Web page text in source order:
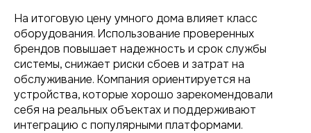
На итоговую цену умного дома влияет класс
оборудования. Использование проверенных
брендов повышает надежность и срок службы
системы, снижает риски сбоев и затрат на
обслуживание. Компания ориентируется на
устройства, которые хорошо зарекомендовали
себя на реальных объектах и поддерживают
интеграцию с популярными платформами.